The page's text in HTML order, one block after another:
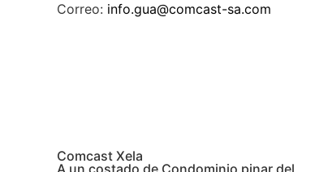
Correo: info.gua@comcast-sa.com
Comcast Xela
A un costado de Condominio pinar del